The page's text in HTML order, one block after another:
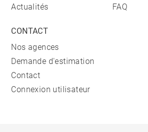
Actualités
FAQ
CONTACT
Nos agences
Demande d'estimation
Contact
Connexion utilisateur